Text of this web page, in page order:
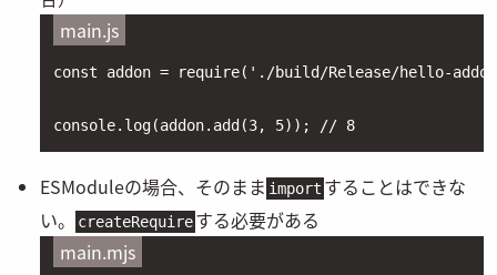
main.js
const addon = require('./build/Release/hello-
console.log(addon.add(3, 5)); // 8
ESModuleの場合、そのまま import することはできな
い。
createRequireする必要がある
main.mjs